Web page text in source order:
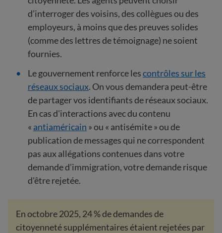
d’interroger des voisins, des collègues ou des
employeurs, à moins que des preuves solides
(comme des lettres de témoignage) ne soient
fournies.
Le gouvernement renforce lescontrôles sur les
réseaux sociaux. On vous demandera peut-être
de partager vos identifiants de réseaux sociaux.
En cas d'interactions avec du contenu
« antiaméricain » ou « antisémite » ou de
publication de messages qui ne correspondent
pas aux allégations contenues dans votre
demande d’immigration, votre demande risque
d'être rejetée.
En octobre 2025, 24 % de demandes de
citoyenneté supplémentaires étaient rejetées par